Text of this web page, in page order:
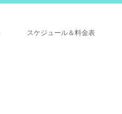
スケジュール＆料金表